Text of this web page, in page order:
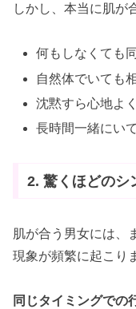
しかし、本当に肌が
何もしなくても
自然体でいても
沈黙すら心地よ
長時間一緒にい
2. 驚くほどのシ
肌が合う男女には、
現象が頻繁に起こり
同じタイミングでの